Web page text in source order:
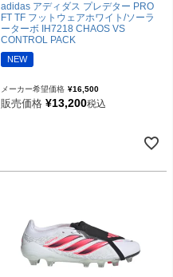
adidas アディダス プレデター PRO
FT TF フットウェアホワイト/ソーラ
ーターボ IH7218 CHAOS VS
CONTROL PACK
NEW
メーカー希望価格 ¥16,500
販売価格 ¥13,200税込